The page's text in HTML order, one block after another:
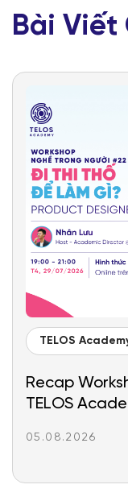
Bài Viết
TELOS
Recap
TELOS
05.08.2026